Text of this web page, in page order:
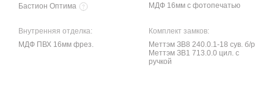
Бастион Оптима
МДФ 16мм с фотопечатью
Внутренняя отделка:
МДФ ПВХ 16мм фрез.
Комплект замков:
Меттэм ЗВ8 240.0.1-18 сув. б/р
Меттэм ЗВ1 713.0.0 цил. с
ручкой